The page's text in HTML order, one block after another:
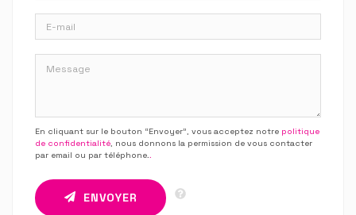
En cliquant sur le bouton “Envoyer”, vous acceptez notre politique
de confidentialité , nous donnons la permission de vous contacter
par email ou par téléphone.
ENVOYER